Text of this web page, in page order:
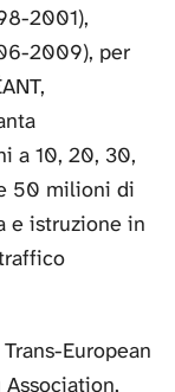
2001),
2009), per
a 10, 20, 30,
50 milioni di
e istruzione in
European